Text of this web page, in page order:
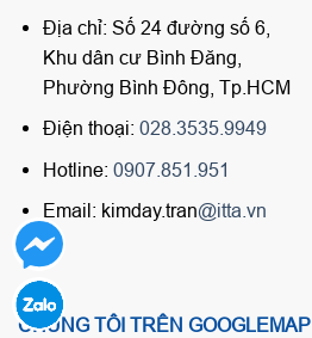
Địa chỉ: Số 24 đường số 6,
Khu dân cư Bình Đăng,
Phường Bình Đông, Tp.HCM
Điện thoại: 028.3535.9949
Hotline: 0907.851.951
Email: kimday.tran@itta.vn
CHÚNG TÔI TRÊN GOOGLEMAP